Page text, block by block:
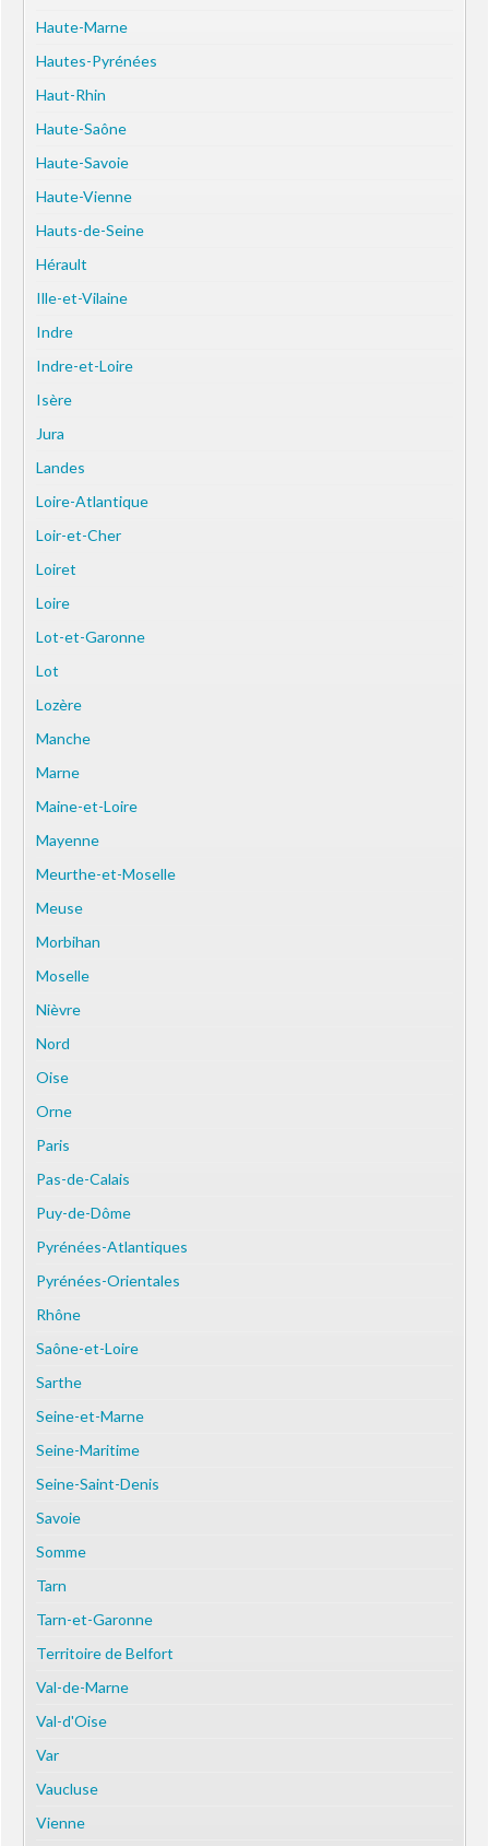
Haute-Marne
Hautes-Pyrénées
Haut-Rhin
Haute-Saône
Haute-Savoie
Haute-Vienne
Hauts-de-Seine
Hérault
Ille-et-Vilaine
Indre
Indre-et-Loire
Isère
Jura
Landes
Loire-Atlantique
Loir-et-Cher
Loiret
Loire
Lot-et-Garonne
Lot
Lozère
Manche
Marne
Maine-et-Loire
Mayenne
Meurthe-et-Moselle
Meuse
Morbihan
Moselle
Nièvre
Nord
Oise
Orne
Paris
Pas-de-Calais
Puy-de-Dôme
Pyrénées-Atlantiques
Pyrénées-Orientales
Rhône
Saône-et-Loire
Sarthe
Seine-et-Marne
Seine-Maritime
Seine-Saint-Denis
Savoie
Somme
Tarn
Tarn-et-Garonne
Territoire de Belfort
Val-de-Marne
Val-d'Oise
Var
Vaucluse
Vienne